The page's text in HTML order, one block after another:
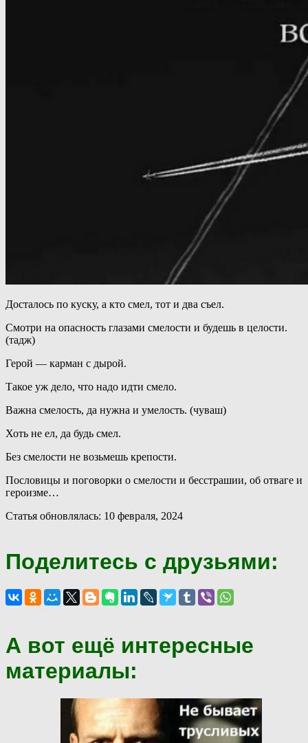
Досталось по куску, а кто смел, тот и два съел.
Смотри на опасность глазами смелости и будешь в целости.
(тадж)
Герой — карман с дырой.
Такое уж дело, что надо идти смело.
Важна смелость, да нужна и умелость. (чуваш)
Хоть не ел, да будь смел.
Без смелости не возьмешь крепости.
Пословицы и поговорки о смелости и бесстрашии, об отваге и
героизме…
Статья обновлялась: 10 февраля, 2024
Поделитесь с друзьями:
А вот ещё интересные
материалы: